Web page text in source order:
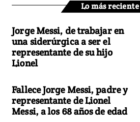
Lo más reciente
Jorge Messi, de trabajar en
una siderúrgica a ser el
representante de su hijo
Lionel
Fallece Jorge Messi, padre y
representante de Lionel
Messi, a los 68 años de edad